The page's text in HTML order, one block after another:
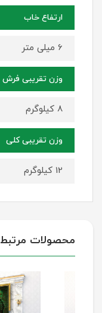
ارتفاع خاب
6 میلی متر
وزن تقریبی فرش
8 کیلوگرم
وزن تقریبی کلی
12 کیلوگرم
محصولات مرتبط